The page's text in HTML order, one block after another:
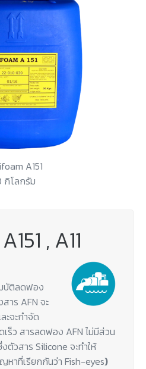
A151
กิโลกรัม
, A11
บัติลดฟอง
าร AFN จะ
ะจะกำจัด
ร็ว สารลดฟอง AFN ไม่มีส่วน
วสาร Silicone จะทำให้
าที่เรียกกันว่า Fish-eyes)